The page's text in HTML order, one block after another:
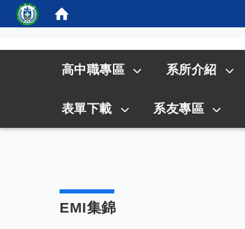
高中職專區 系所介紹
表單下載 系友專區
EMI集錦